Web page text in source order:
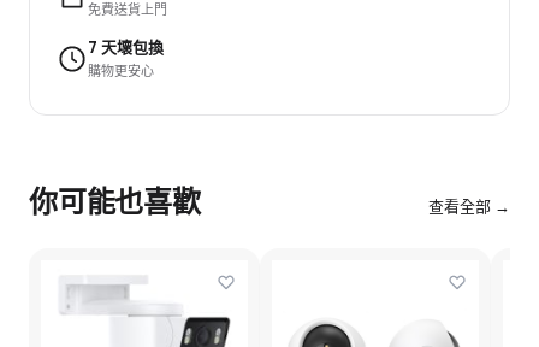
免費送貨上門
7 天壞包換
購物更安心
你可能也喜歡 查看全部 →